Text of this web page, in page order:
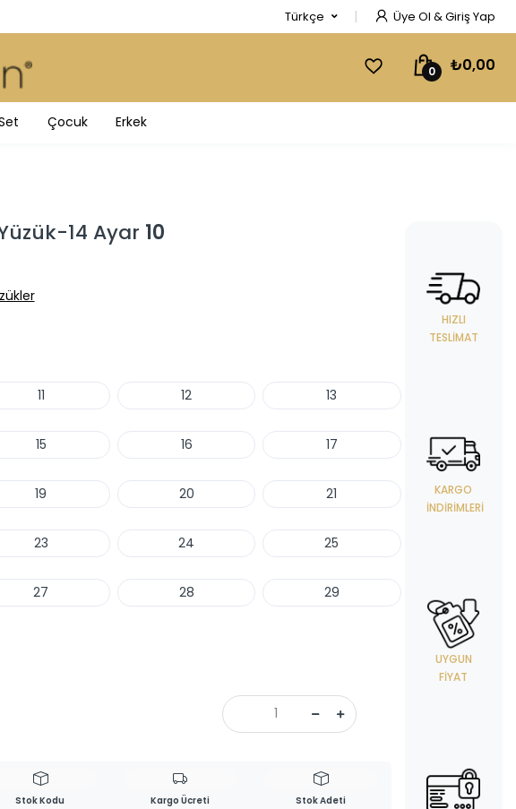
Türkçe Üye Ol & Giriş Yap
0 ₺0,00
Çocuk Erkek
14 Ayar 10
11 12 13
15 16 17
19 20 21
23 24 25
27 28 29
Stok Kodu Kargo Ücreti Stok Adeti
HIZLI
TESLIMAT
KARGO
İNDIRIMLERI
UYGUN
FIYAT